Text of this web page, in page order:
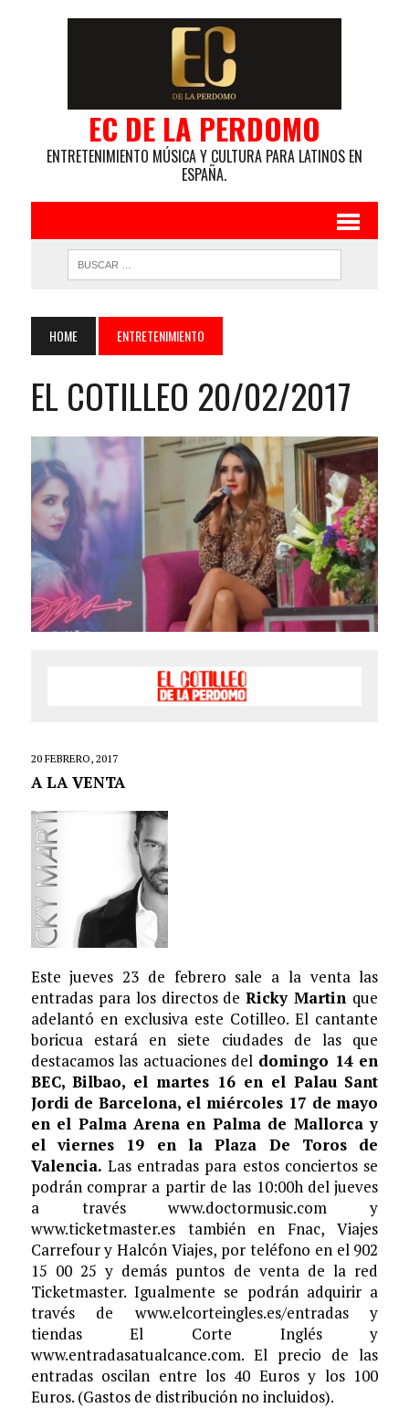
EC DE LA PERDOMO
ENTRETENIMIENTO MÚSICA Y CULTURA PARA LATINOS EN
ESPAÑA.
HOME ENTRETENIMIENTO
EL COTILLEO 20/02/2017
20 FEBRERO, 2017
A LA VENTA
Este jueves 23 de febrero sale a la venta las
entradas para los directos deRicky Martin que
adelantó en exclusiva este Cotilleo. El cantante
boricua estará en siete ciudades de las que
destacamos las actuaciones del domingo 14 en
BEC, Bilbao, el martes 16 en el Palau Sant
Jordi de Barcelona, el miércoles 17 de mayo
en el Palma Arena en Palma de Mallorca y
el viernes 19 en la Plaza De Toros de
Valencia. Las entradas para estos conciertos se
podrán comprar a partir de las 10:00h del jueves
a través www.doctormusic.com y
www.ticketmaster.es también en Fnac, Viajes
Carrefour y Halcón Viajes, por teléfono en el 902
15 00 25 y demás puntos de venta de la red
Ticketmaster. Igualmente se podrán adquirir a
través de www.elcorteingles.es/entradas y
tiendas El Corte Inglés y
www.entradasatualcance.com. El precio de las
entradas oscilan entre los 40 Euros y los 100
Euros. (Gastos de distribución no incluidos).